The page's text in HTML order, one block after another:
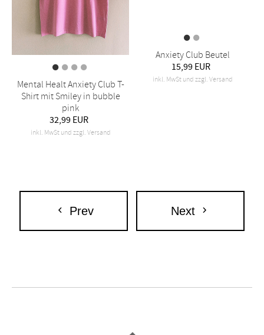
Mental Healt Anxiety Club T-
Shirt mit Smiley in bubble
pink
32,99 EUR
inkl. MwSt und zzgl. Versand
Anxiety Club Beutel
Prev Next